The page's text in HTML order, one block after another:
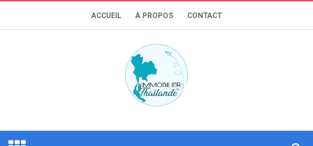
ACCUEIL A PROPOS CONTACT